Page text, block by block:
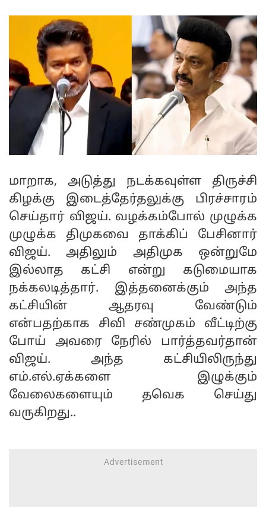
மாறாக, அடுத்து நடக்கவுள்ள திருச்சி
கிழக்கு இடைத்தேர்தலுக்கு பிரச்சாரம்
செய்தார் விஜய். வழக்கம்போல் முழுக்க
முழுக்க திமுகவை தாக்கிப் பேசினார்
விஜய். அதிலும் அதிமுக ஒன்றுமே
இல்லாத கட்சி என்று கடுமையாக
நக்கலடித்தார். இத்தனைக்கும் அந்த
கட்சியின் ஆதரவு வேண்டும்
என்பதற்காக சிவி சண்முகம் வீட்டிற்கு
போய் அவரை நேரில் பார்த்தவர்தான்
விஜய். அந்த கட்சியிலிருந்து
எம்.எல்.ஏக்களை இழுக்கும்
வேலைகளையும் தவெக செய்து
வருகிறது..